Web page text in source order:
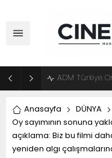
Anasayfa
DÜNYA
Oy sayımının sonuna
açıklama: Biz bu filmi
yeniden algı